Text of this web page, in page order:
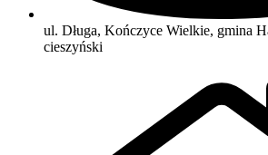
ul. Długa, Kończyce Wielkie, gmina
cieszyński